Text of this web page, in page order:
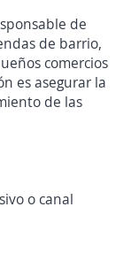
de
de barrio,
comercios
es asegurar la
de las
o canal